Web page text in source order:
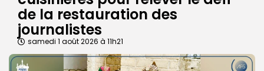
de la restauration des
journalistes
samedi 1 août 2026 à 11h21